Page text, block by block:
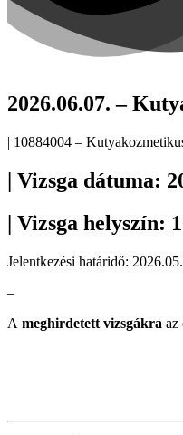
2026.06.07. –
| 10884004 –
| Vizsga dátuma:
| Vizsga helyszín:
Jelentkezési határidő:
–
A meghirdetett vizsgákra az